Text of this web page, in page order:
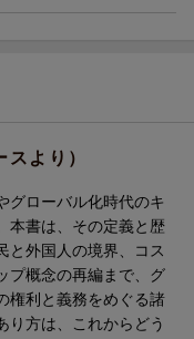
より）
グローバル化時代のキ
本書は、その定義と歴
と外国人の境界、コス
プ概念の再編まで、グ
権利と義務をめぐる諸
り方は、これからどう